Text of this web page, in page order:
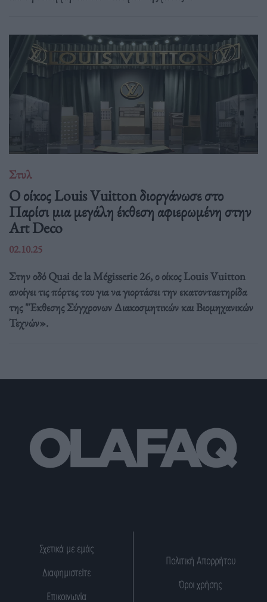
Στυλ
Ο οίκος Louis Vuitton διοργάνωσε στο
Παρίσι μια μεγάλη έκθεση αφιερωμένη στην
Art Deco
02.10.25
Στην οδό Quai de la Mégisserie 26, ο οίκος Louis Vuitton
ανοίγει τις πόρτες του για να γιορτάσει την εκατονταετηρίδα
της "Έκθεσης Σύγχρονων Διακοσμητικών και Βιομηχανικών
Τεχνών».
Σχετικά με εμάς
Διαφημιστείτε
Επικοινωνία
Πολιτική Απορρήτου
Όροι χρήσης